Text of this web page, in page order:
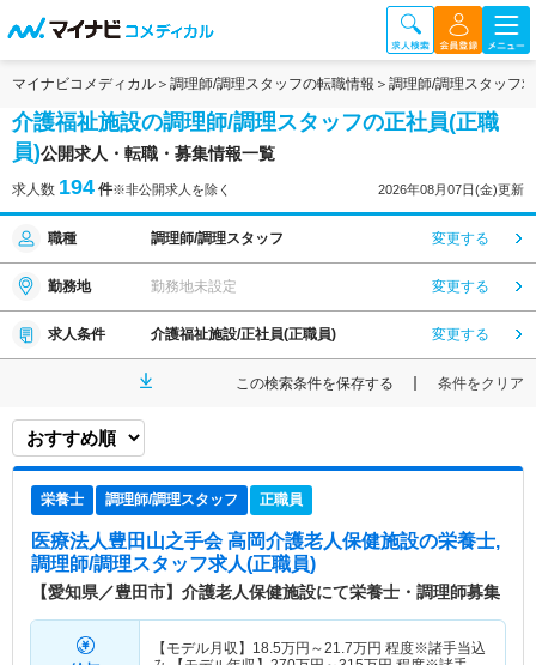
マイナビコメディカル 調理師/調理スタッフの転職情報 調理師/調理スタッフ
介護福祉施設の調理師/調理スタッフの正社員(正職
員)公開求人・転職・募集情報一覧
求人数 194 件※非公開求人を除く 2026年08月07日(金)更新
職種 調理師/調理スタッフ 変更する
勤務地 勤務地未設定 変更する
求人条件 介護福祉施設/正社員(正職員) 変更する
この検索条件を保存する 条件をクリア
栄養士 調理師/調理スタッフ 正職員
医療法人豊田山之手会 高岡介護老人保健施設の栄養士,
調理師/調理スタッフ求人(正職員)
【愛知県／豊田市】介護老人保健施設にて栄養士・調理師募集
【モデル月収】 18.5万円～21.7万円 程度※諸手当込